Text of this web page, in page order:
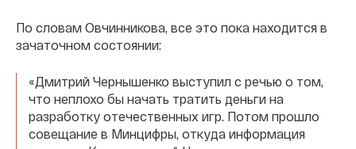
По словам Овчинникова, все это пока находится в
зачаточном состоянии:
«Дмитрий Чернышенко выступил с речью о том,
что неплохо бы начать тратить деньги на
разработку отечественных игр. Потом прошло
совещание в Минцифры, откуда информация